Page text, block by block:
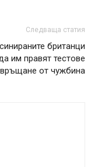
Следваща статия
британци
им правят тестове
от чужбина